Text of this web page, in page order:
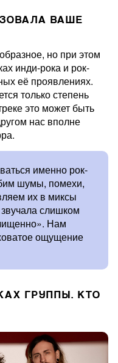
ВАШЕ
но при этом
инди-рока и рок-
её проявлениях.
только степень
это может быть
нас вполне
именно рок-
шумы, помехи,
их в миксы
слишком
Нам
ощущение
ГРУППЫ. КТО